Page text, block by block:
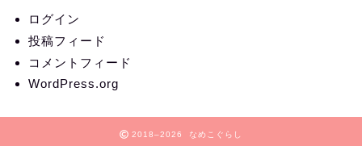
ログイン
投稿フィード
コメントフィード
WordPress.org
2018–2026 なめこぐらし